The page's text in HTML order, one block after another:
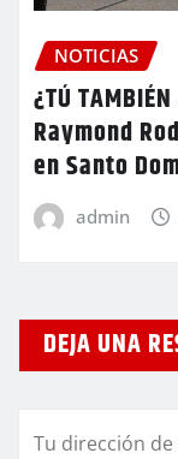
NOTICIAS
¿TÚ
Raymond
en Santo
admin
DEJA UNA
Tu dirección